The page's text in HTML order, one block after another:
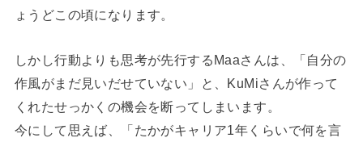
ょうどこの頃になります。
しかし行動よりも思考が先行するMaaさんは、「自分の
作風がまだ見いだせていない」と、KuMiさんが作って
くれたせっかくの機会を断ってしまいます。
今にして思えば、「たかがキャリア1年くらいで何を言